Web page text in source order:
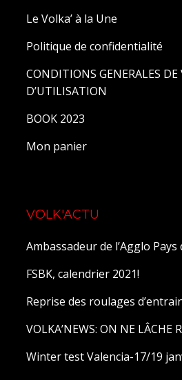
Le Volka’ à la Une
Politique de confidentialité
CONDITIONS GENERALES DE
D’UTILISATION
BOOK 2023
Mon panier
VOLK'ACTU
Ambassadeur de l’Agglo Pays
FSBK, calendrier 2021!
Reprise des roulages
VOLKA’NEWS: ON NE LÂCHE
Winter test Valencia-17/19